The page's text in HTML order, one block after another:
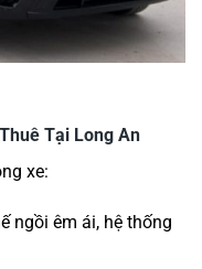
Tại Long An
xe:
ngồi êm ái, hệ thống